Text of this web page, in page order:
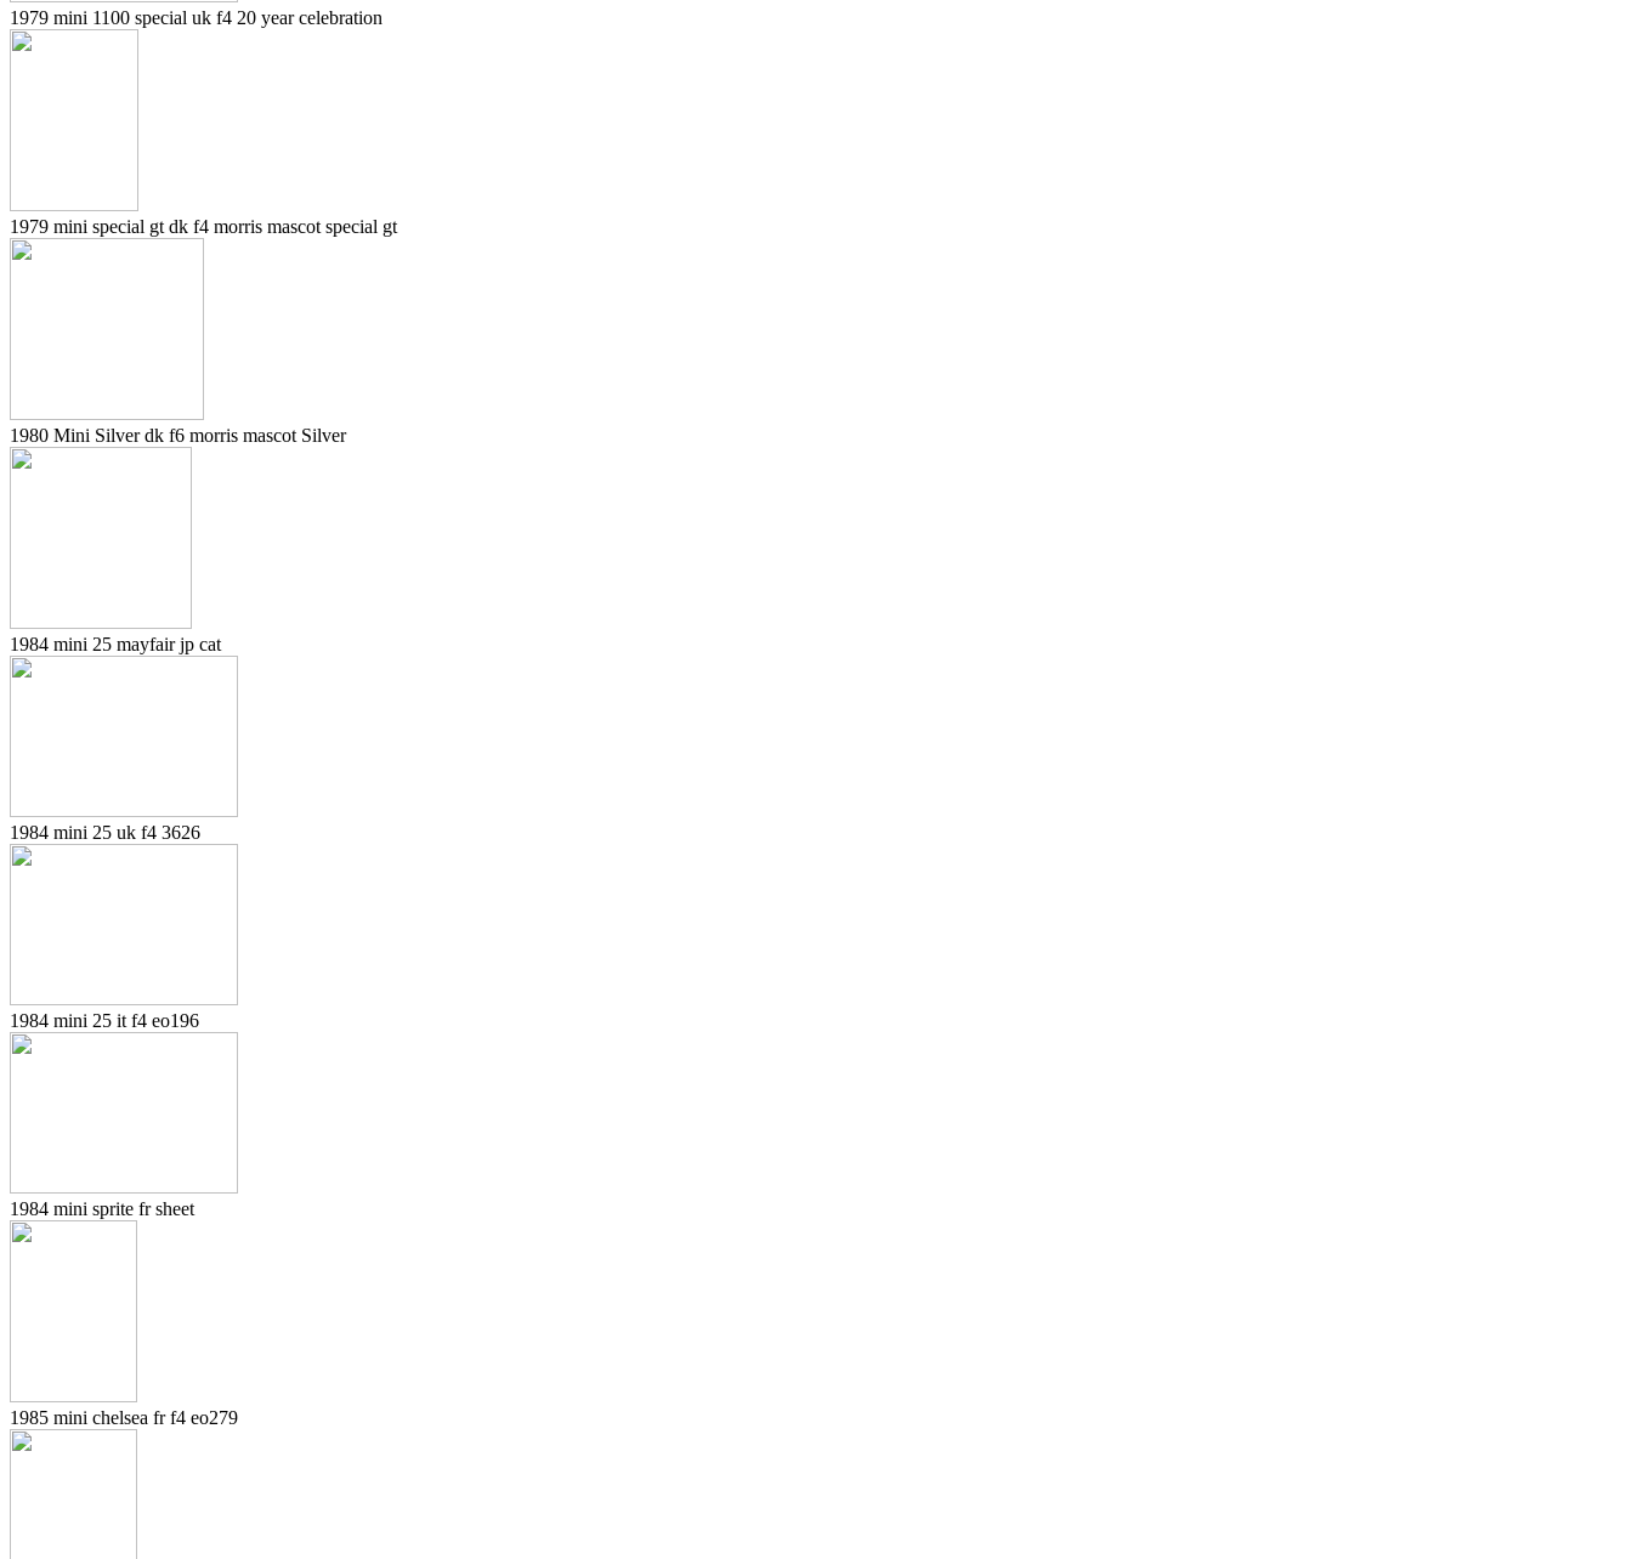
1979 mini 1100 special uk f4 20 year celebration
1979 mini special gt dk f4 morris mascot special gt
1980 Mini Silver dk f6 morris mascot Silver
1984 mini 25 mayfair jp cat
1984 mini 25 uk f4 3626
1984 mini 25 it f4 eo196
1984 mini sprite fr sheet
1985 mini chelsea fr f4 eo279